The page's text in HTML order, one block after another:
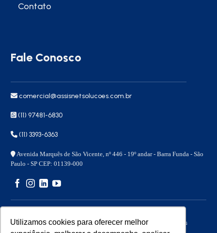
Utilizamos cookies para oferecer melhor
Contato
Fale Conosco
comercial@assisnetsolucoes.com.br
(11) 97481-6830
(11) 3393-6363
Avenida Marquês de São Vicente, nº 446 - 19º andar - Barra Funda - São
Paulo - SP CEP: 01139-000
Copyright 2026 © – Assisnet Soluções – Todos os direitos